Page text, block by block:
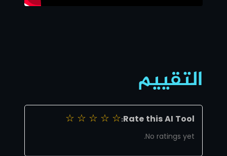
التقييم
Rate this AI Tool:
☆
☆
☆
☆
☆
No ratings yet.